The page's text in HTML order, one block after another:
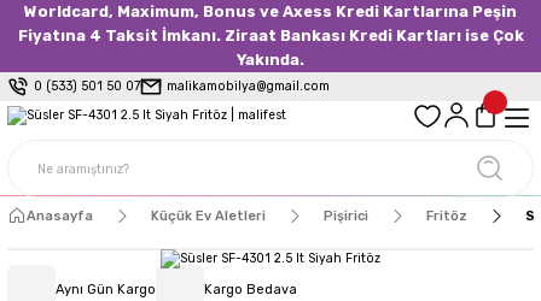
Worldcard, Maximum, Bonus ve Axess Kredi Kartlarına Peşin
Fiyatına 4 Taksit İmkanı. Ziraat Bankası Kredi Kartları ise Çok
Yakında.
0 (533) 501 50 07 malikamobilya@gmail.com
Anasayfa Küçük Ev Aletleri Pişirici Fritöz
Aynı Gün Kargo Kargo Bedava